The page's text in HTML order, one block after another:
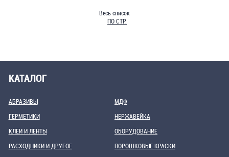
Весь список
ПО СТР.
КАТАЛОГ
АБРАЗИВЫ
ГЕРМЕТИКИ
КЛЕИ И ЛЕНТЫ
МДФ
НЕРЖАВЕЙКА
ОБОРУДОВАНИЕ
РАСХОДНИКИ И ДРУГОЕ
ПОРОШКОВЫЕ КРАСКИ